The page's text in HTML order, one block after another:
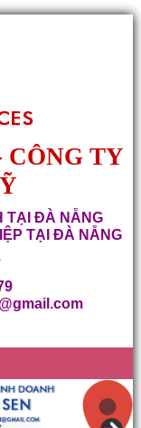
CÔNG TY
TẠI ĐÀ NẴNG
TẠI ĐÀ NẴNG